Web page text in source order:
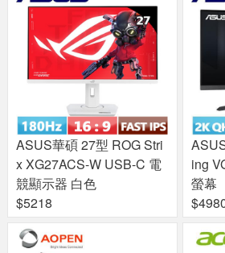
ASUS華碩 27型 ROG Stri
x XG27ACS-W USB-C 電
競顯示器 白色
$5218
ing
螢幕